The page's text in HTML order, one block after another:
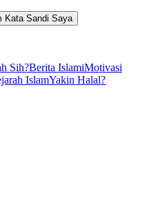
Sih?Berita IslamiMotivasi
IslamYakin Halal?